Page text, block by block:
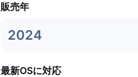
販売年
2024
最新OSに対応